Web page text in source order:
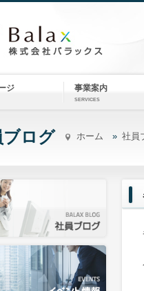
ジ 事業案内
SERVICES
ブログ ホーム 社員